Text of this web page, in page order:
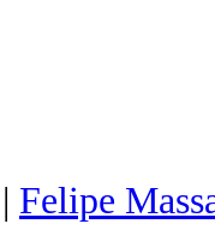
| Felipe